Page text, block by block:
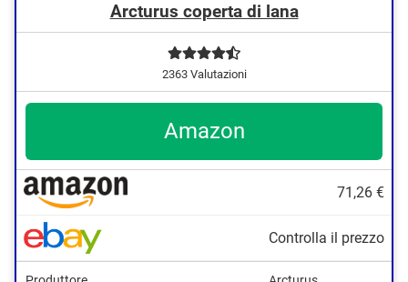
Arcturus coperta di lana
2363 Valutazioni
Amazon
71,26 €
Controlla il prezzo